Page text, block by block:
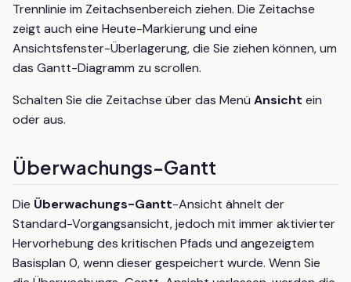
Trennlinie im Zeitachsenbereich ziehen. Die Zeitachse
zeigt auch eine Heute-Markierung und eine
Ansichtsfenster-Überlagerung, die Sie ziehen können, um
das Gantt-Diagramm zu scrollen.
Schalten Sie die Zeitachse über das Menü Ansicht ein
oder aus.
Überwachungs-Gantt
Die Überwachungs-Gantt-Ansicht ähnelt der
Standard-Vorgangsansicht, jedoch mit immer aktivierter
Hervorhebung des kritischen Pfads und angezeigtem
Basisplan 0, wenn dieser gespeichert wurde. Wenn Sie